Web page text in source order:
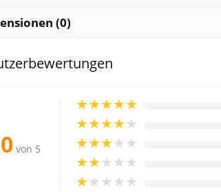
(0)
von 5
★★★★★
★★★★★
★★★★★
★★★★★
★★★★★